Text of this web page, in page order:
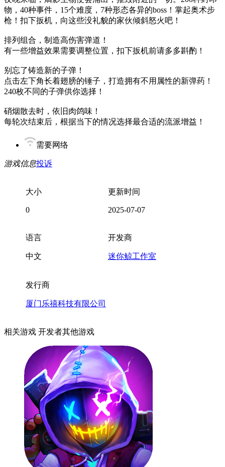
物，40种事件，15个难度，7种形态各异的boss！掌起奥术步
枪！扣下扳机，向这些没礼貌的家伙倾斜怒火吧！
排列组合，制造高伤害弹道！
有一些增益效果需要调整位置，扣下扳机前请多多斟酌！
别忘了铸造新的子弹！
点击左下角长着翅膀的锤子，打造拥有不用属性的新弹药！
240枚不同的子弹供你选择！
硝烟散去时，依旧肉鸽味！
每轮次结束后，根据当下的情况选择最合适的流派增益！
需要网络
游戏信息投诉
大小
0
更新时间
2025-07-07
语言
中文
开发商
迷你鲸工作室
发行商
厦门乐禧科技有限公司
相关游戏 开发者其他游戏